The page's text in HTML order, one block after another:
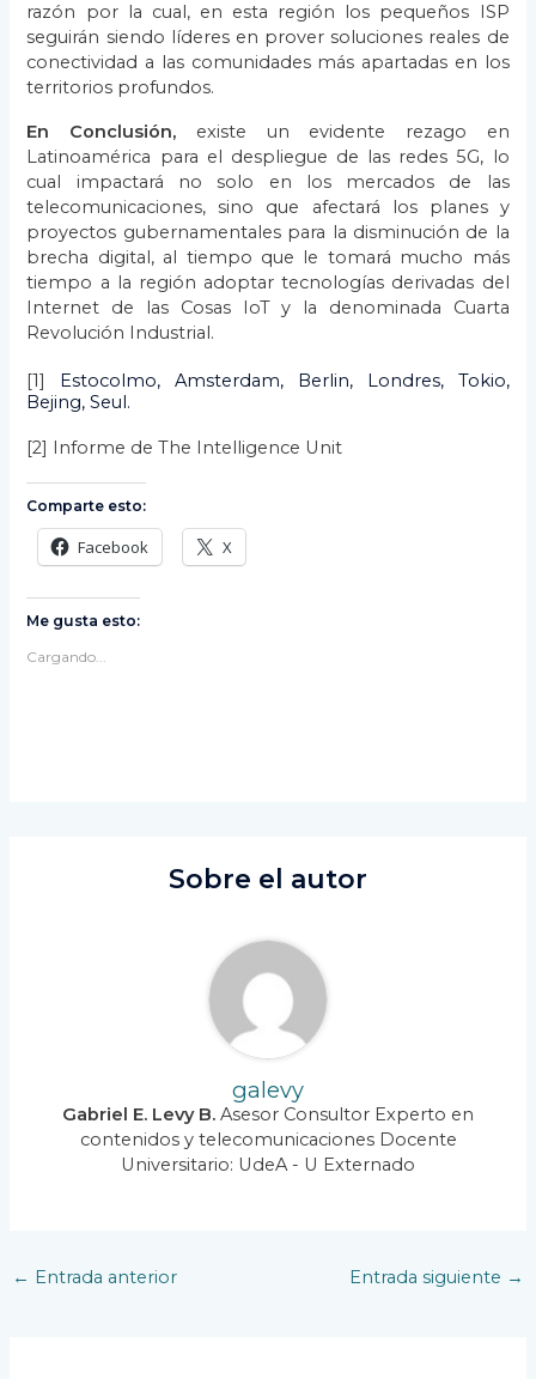
razón por la cual, en esta región los pequeños ISP
seguirán siendo líderes en prover soluciones reales de
conectividad a las comunidades más apartadas en los
territorios profundos.
En Conclusión, existe un evidente rezago en
Latinoamérica para el despliegue de las redes 5G, lo
cual impactará no solo en los mercados de las
telecomunicaciones, sino que afectará los planes y
proyectos gubernamentales para la disminución de la
brecha digital, al tiempo que le tomará mucho más
tiempo a la región adoptar tecnologías derivadas del
Internet de las Cosas IoT y la denominada Cuarta
Revolución Industrial.
[1]
Estocolmo, Amsterdam, Berlin, Londres, Tokio,
Bejing, Seul.
[2] Informe de The Intelligence Unit
Comparte esto:
Facebook X
Me gusta esto:
Cargando...
Sobre el autor
galevy
Gabriel E. Levy B. Asesor Consultor Experto en
contenidos y telecomunicaciones Docente
Universitario: UdeA - U Externado
Navegación
← Entrada anterior Entrada siguiente →